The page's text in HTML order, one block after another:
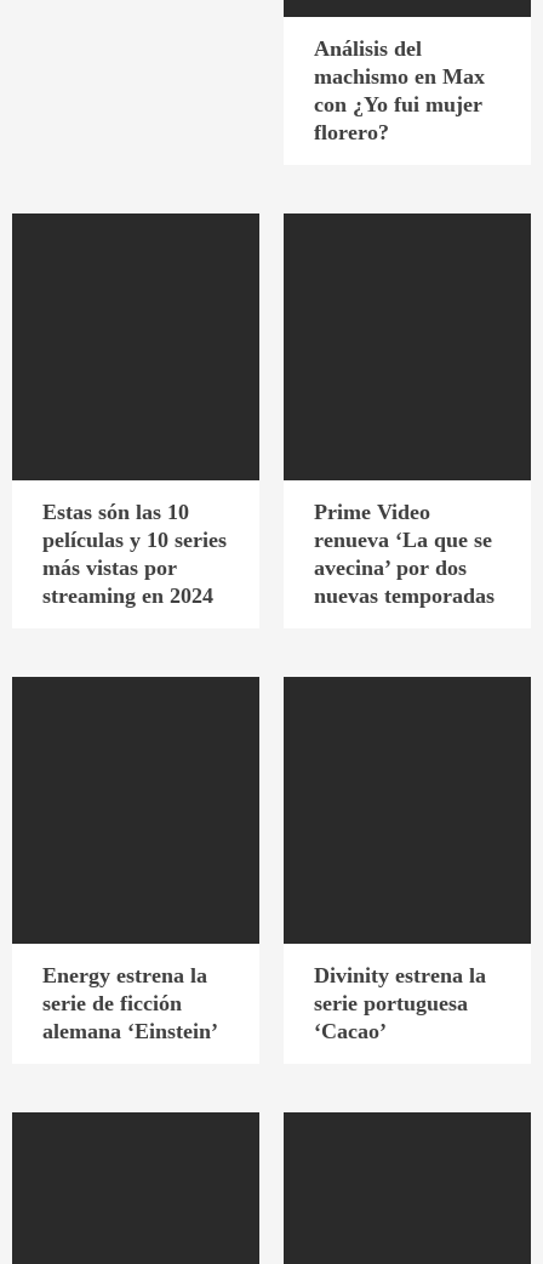
Análisis del
machismo en Max
con ¿Yo fui mujer
florero?
Estas són las 10
películas y 10 series
más vistas por
streaming en 2024
Prime Video
renueva ‘La que se
avecina’ por dos
nuevas temporadas
Energy estrena la
serie de ficción
alemana ‘Einstein’
Divinity estrena la
serie portuguesa
‘Cacao’